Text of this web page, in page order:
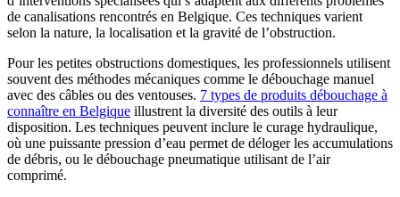
de canalisations rencontrés en Belgique. Ces techniques varient
selon la nature, la localisation et la gravité de l’obstruction.
Pour les petites obstructions domestiques, les professionnels utilisent
souvent des méthodes mécaniques comme le débouchage manuel
avec des câbles ou des ventouses. 7 types de produits débouchage à
connaître en Belgique illustrent la diversité des outils à leur
disposition. Les techniques peuvent inclure le curage hydraulique,
où une puissante pression d’eau permet de déloger les accumulations
de débris, ou le débouchage pneumatique utilisant de l’air
comprimé.